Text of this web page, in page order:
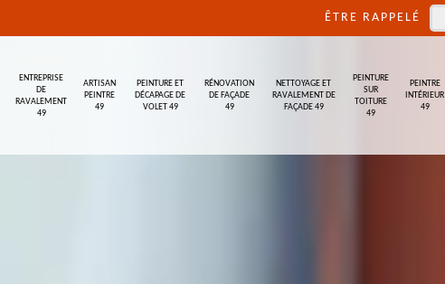
ÊTRE RAPPELÉ
ENTREPRISE
DE
RAVALEMENT
49
ARTISAN
PEINTRE
49
PEINTURE ET
DÉCAPAGE DE
VOLET 49
RÉNOVATION
DE FAÇADE
49
NETTOYAGE ET
RAVALEMENT DE
FAÇADE 49
PEINTURE
SUR
TOITURE
49
PEINTRE
INTÉRIEUR
49